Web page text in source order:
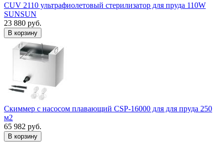
CUV 2110 ультрафиолетовый стерилизатор для пруда 110W
SUNSUN
23 880 руб.
В корзину
Скиммер с насосом плавающий CSP-16000 для для пруда 250
м2
65 982 руб.
В корзину